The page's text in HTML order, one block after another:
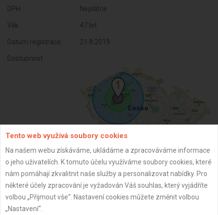
DPH: Neplátce
Věk: 47 let
Datum registrace: 21.8.2019
Dostupnost:
ZPĚT
Tento web využívá soubory cookies
Na našem webu získáváme, ukládáme a zpracováváme informace
o jeho uživatelích. K tomuto účelu využíváme soubory cookies, které
nám pomáhají zkvalitnit naše služby a personalizovat nabídky. Pro
některé účely zpracování je vyžadován Váš souhlas, který vyjádříte
volbou „Přijmout vše“. Nastavení cookies můžete změnit volbou
„Nastavení“.